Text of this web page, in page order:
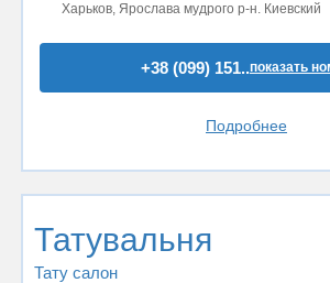
Харьков, Ярослава мудрого р-н. Киевский
+38 (099) 151..показать
Подробнее
Татувальня
Тату салон